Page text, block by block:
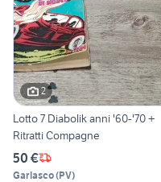
2
Lotto 7 Diabolik anni '60-'70 +
Ritratti Compagne
50 €
Garlasco(PV)